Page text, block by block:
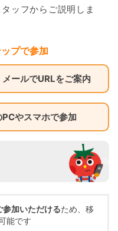
ッフからご説明しま
プで参加
ールでURLをご案内
やスマホで参加
加いただけるため、移
能です